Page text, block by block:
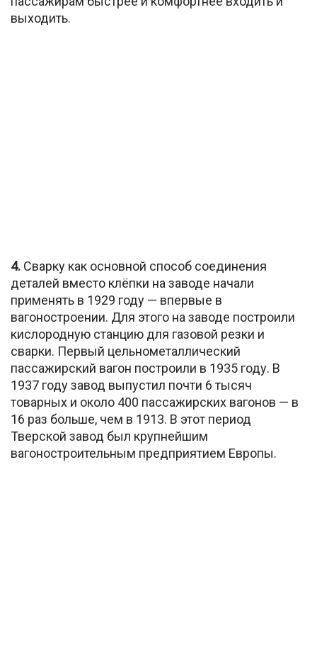
выходить.
4. Сварку как основной способ соединения
деталей вместо клёпки на заводе начали
применять в 1929 году — впервые в
вагоностроении. Для этого на заводе построили
кислородную станцию для газовой резки и
сварки. Первый цельнометаллический
пассажирский вагон построили в 1935 году. В
1937 году завод выпустил почти 6 тысяч
товарных и около 400 пассажирских вагонов — в
16 раз больше, чем в 1913. В этот период
Тверской завод был крупнейшим
вагоностроительным предприятием Европы.